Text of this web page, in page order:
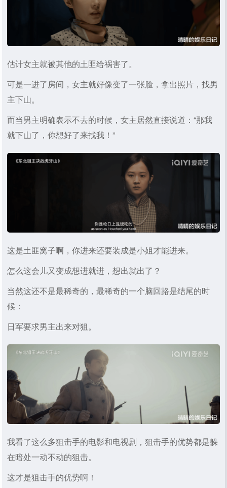
估计女主就被其他的土匪给祸害了。
可是一进了房间，女主就好像变了一张脸，拿出照片，找男
主下山。
而当男主明确表示不去的时候，女主居然直接说道：“那我
就下山了，你想好了来找我！”
这是土匪窝子啊，你进来还要装成是小姐才能进来。
怎么这会儿又变成想进就进，想出就出了？
当然这还不是最稀奇的，最稀奇的一个脑回路是结尾的时
候：
日军要求男主出来对狙。
我看了这么多狙击手的电影和电视剧，狙击手的优势都是躲
在暗处一动不动的狙击。
这才是狙击手的优势啊！